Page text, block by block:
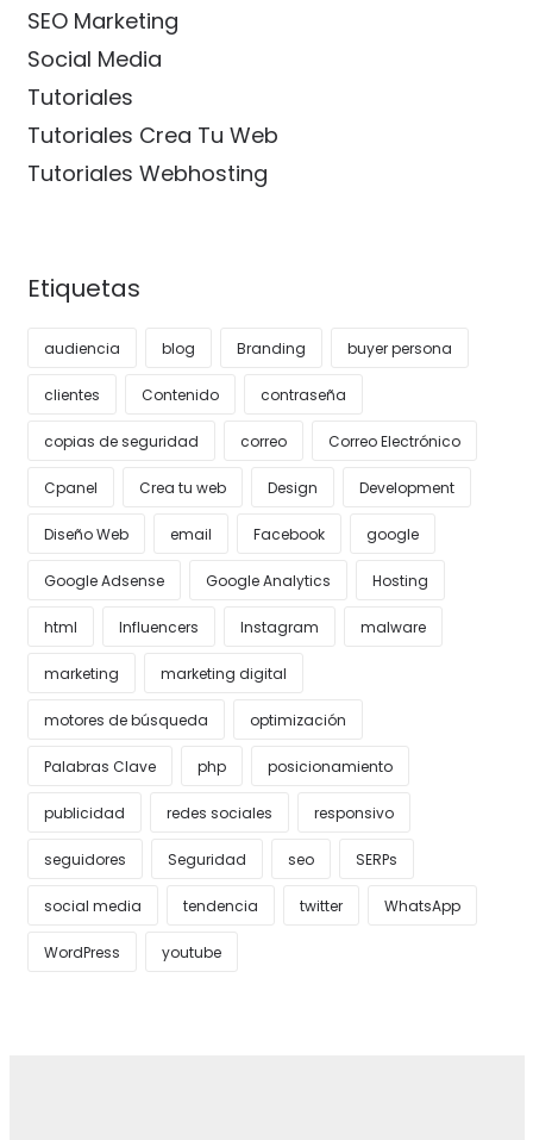
SEO Marketing
Social Media
Tutoriales
Tutoriales Crea Tu Web
Tutoriales Webhosting
Etiquetas
audiencia blog Branding buyer persona
clientes Contenido contraseña
copias de seguridad correo Correo Electrónico
Cpanel Crea tu web Design Development
Diseño Web email Facebook google
Google Adsense Google Analytics Hosting
html Influencers Instagram malware
marketing marketing digital
motores de búsqueda optimización
Palabras Clave php posicionamiento
publicidad redes sociales responsivo
seguidores Seguridad seo SERPs
social media tendencia twitter WhatsApp
WordPress youtube